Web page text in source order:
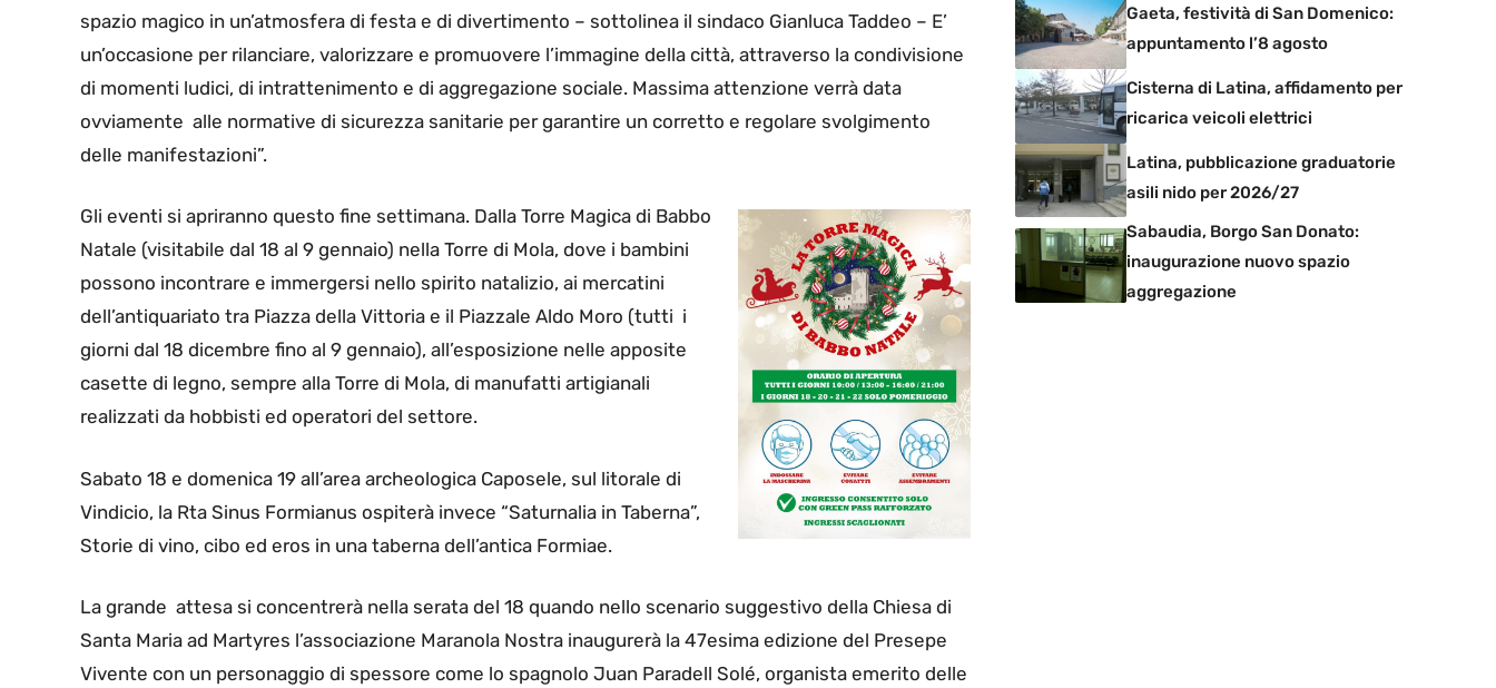
spazio magico in un’atmosfera di festa e di divertimento – sottolinea il sindaco Gianluca Taddeo – E’
un’occasione per rilanciare, valorizzare e promuovere l’immagine della città, attraverso la condivisione
di momenti ludici, di intrattenimento e di aggregazione sociale. Massima attenzione verrà data
ovviamente alle normative di sicurezza sanitarie per garantire un corretto e regolare svolgimento
delle manifestazioni”.
Gli eventi si apriranno questo fine settimana. Dalla Torre Magica di Babbo
Natale (visitabile dal 18 al 9 gennaio) nella Torre di Mola, dove i bambini
possono incontrare e immergersi nello spirito natalizio, ai mercatini
dell’antiquariato tra Piazza della Vittoria e il Piazzale Aldo Moro (tutti i
giorni dal 18 dicembre fino al 9 gennaio), all’esposizione nelle apposite
casette di legno, sempre alla Torre di Mola, di manufatti artigianali
realizzati da hobbisti ed operatori del settore.
Sabato 18 e domenica 19 all’area archeologica Caposele, sul litorale di
Vindicio, la Rta Sinus Formianus ospiterà invece “Saturnalia in Taberna”,
Storie di vino, cibo ed eros in una taberna dell’antica Formiae.
La grande attesa si concentrerà nella serata del 18 quando nello scenario suggestivo della Chiesa di
Santa Maria ad Martyres l’associazione Maranola Nostra inaugurerà la 47esima edizione del Presepe
Vivente con un personaggio di spessore come lo spagnolo Juan Paradell Solé, organista emerito delle
Gaeta, festività di San Domenico:
appuntamento l’8 agosto
Cisterna di Latina, affidamento per
ricarica veicoli elettrici
Latina, pubblicazione graduatorie
asili nido per 2026/27
Sabaudia, Borgo San Donato:
inaugurazione nuovo spazio
aggregazione